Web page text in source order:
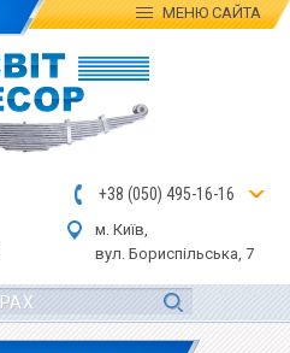
МЕНЮСАЙТА
+38 (050) 495-16-16
м. Київ,
вул. Бориспільська, 7